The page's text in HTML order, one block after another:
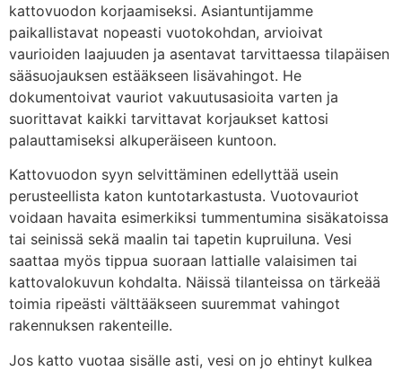
kattovuodon korjaamiseksi. Asiantuntijamme
paikallistavat nopeasti vuotokohdan, arvioivat
vaurioiden laajuuden ja asentavat tarvittaessa tilapäisen
sääsuojauksen estääkseen lisävahingot. He
dokumentoivat vauriot vakuutusasioita varten ja
suorittavat kaikki tarvittavat korjaukset kattosi
palauttamiseksi alkuperäiseen kuntoon.
Kattovuodon syyn selvittäminen edellyttää usein
perusteellista katon kuntotarkastusta. Vuotovauriot
voidaan havaita esimerkiksi tummentumina sisäkatoissa
tai seinissä sekä maalin tai tapetin kupruiluna. Vesi
saattaa myös tippua suoraan lattialle valaisimen tai
kattovalokuvun kohdalta. Näissä tilanteissa on tärkeää
toimia ripeästi välttääkseen suuremmat vahingot
rakennuksen rakenteille.
Jos katto vuotaa sisälle asti, vesi on jo ehtinyt kulkea